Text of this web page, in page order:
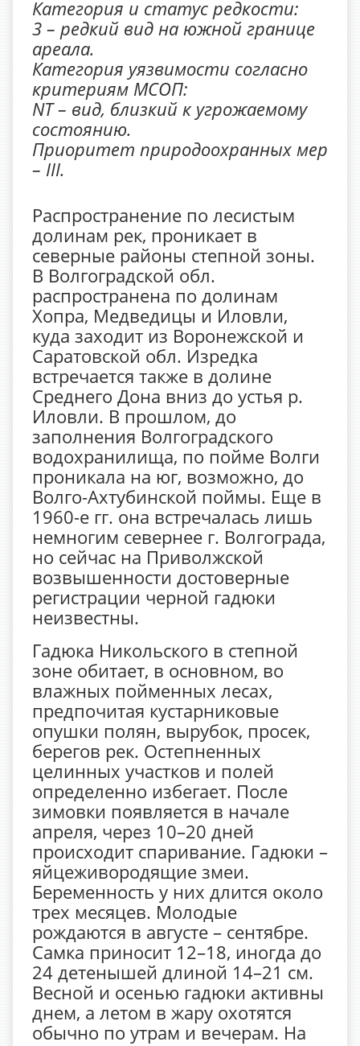
Категория и статус редкости:
3 – редкий вид на южной границе
ареала.
Категория уязвимости согласно
критериям МСОП:
NT – вид, близкий к угрожаемому
состоянию.
Приоритет природоохранных мер
– III.
Распространение по лесистым
долинам рек, проникает в
северные районы степной зоны.
В Волгоградской обл.
распространена по долинам
Хопра, Медведицы и Иловли,
куда заходит из Воронежской и
Саратовской обл. Изредка
встречается также в долине
Среднего Дона вниз до устья р.
Иловли. В прошлом, до
заполнения Волгоградского
водохранилища, по пойме Волги
проникала на юг, возможно, до
Волго-Ахтубинской поймы. Еще в
1960-е гг. она встречалась лишь
немногим севернее г. Волгограда,
но сейчас на Приволжской
возвышенности достоверные
регистрации черной гадюки
неизвестны.
Гадюка Никольского в степной
зоне обитает, в основном, во
влажных пойменных лесах,
предпочитая кустарниковые
опушки полян, вырубок, просек,
берегов рек. Остепненных
целинных участков и полей
определенно избегает. После
зимовки появляется в начале
апреля, через 10–20 дней
происходит спаривание. Гадюки –
яйцеживородящие змеи.
Беременность у них длится около
трех месяцев. Молодые
рождаются в августе – сентябре.
Самка приносит 12–18, иногда до
24 детенышей длиной 14–21 см.
Весной и осенью гадюки активны
днем, а летом в жару охотятся
обычно по утрам и вечерам. На